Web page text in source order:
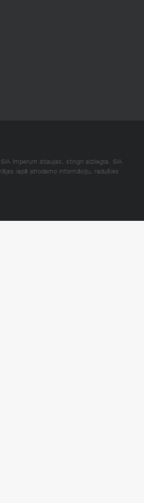
Imperum atļaujas, stingri aizliegta. SIA
lapā atrodamo informāciju, radušies